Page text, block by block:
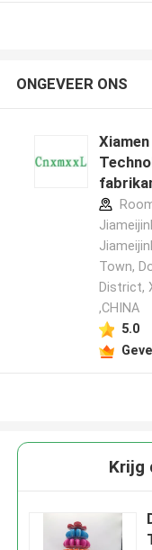
ONGEVEER ONS
Technology
Town,
District,
,CHINA
5.0
Krijg